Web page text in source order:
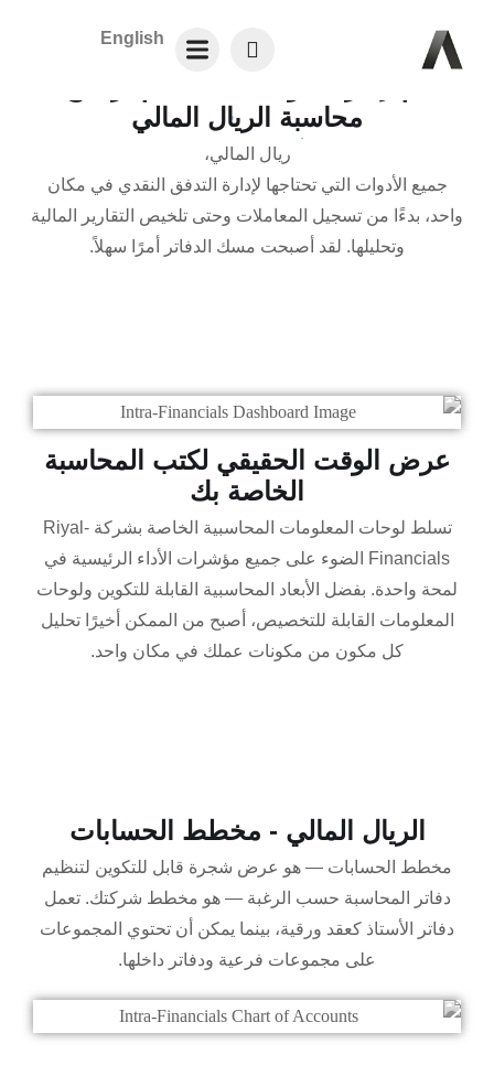
English
محاسبة الريال المالي
ريال المالي،
جميع الأدوات التي تحتاجها لإدارة التدفق النقدي في مكان
واحد، بدءًا من تسجيل المعاملات وحتى تلخيص التقارير المالية
وتحليلها. لقد أصبحت مسك الدفاتر أمرًا سهلاً.
عرض الوقت الحقيقي لكتب المحاسبة
الخاصة بك
تسلط لوحات المعلومات المحاسبية الخاصة بشركة Riyal-
Financials الضوء على جميع مؤشرات الأداء الرئيسية في
لمحة واحدة. بفضل الأبعاد المحاسبية القابلة للتكوين ولوحات
المعلومات القابلة للتخصيص، أصبح من الممكن أخيرًا تحليل
كل مكون من مكونات عملك في مكان واحد.
الريال المالي - مخطط الحسابات
مخطط الحسابات — هو عرض شجرة قابل للتكوين لتنظيم
دفاتر المحاسبة حسب الرغبة — هو مخطط شركتك. تعمل
دفاتر الأستاذ كعقد ورقية، بينما يمكن أن تحتوي المجموعات
على مجموعات فرعية ودفاتر داخلها.